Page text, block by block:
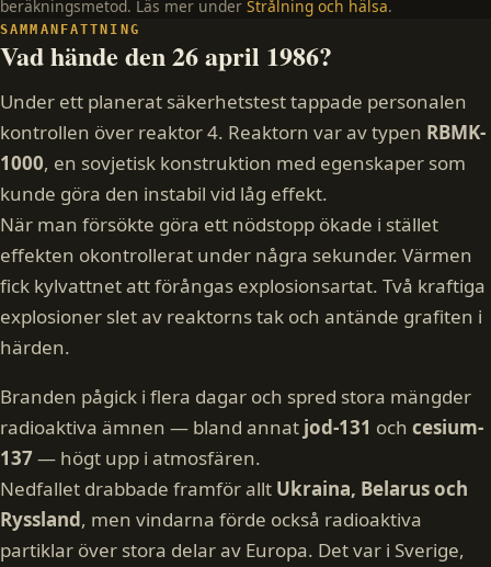
beräkningsmetod. Läs mer under Strålning och hälsa.
SAMMANFATTNING
Vad hände den 26 april 1986?
Under ett planerat säkerhetstest tappade personalen
kontrollen över reaktor 4. Reaktorn var av typen RBMK-
1000, en sovjetisk konstruktion med egenskaper som
kunde göra den instabil vid låg effekt.
När man försökte göra ett nödstopp ökade i stället
effekten okontrollerat under några sekunder. Värmen
fick kylvattnet att förångas explosionsartat. Två kraftiga
explosioner slet av reaktorns tak och antände grafiten i
härden.
Branden pågick i flera dagar och spred stora mängder
radioaktiva ämnen — bland annat jod-131 och cesium-
137— högt upp i atmosfären.
Nedfallet drabbade framför allt Ukraina, Belarus och
Ryssland, men vindarna förde också radioaktiva
partiklar över stora delar av Europa. Det var i Sverige,